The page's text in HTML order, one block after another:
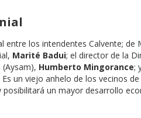
los intendentes Calvente; de
Marité Badui; el director de la
Humberto Mingorance;
un viejo anhelo de los vecinos
posibilitará un mayor desarrollo